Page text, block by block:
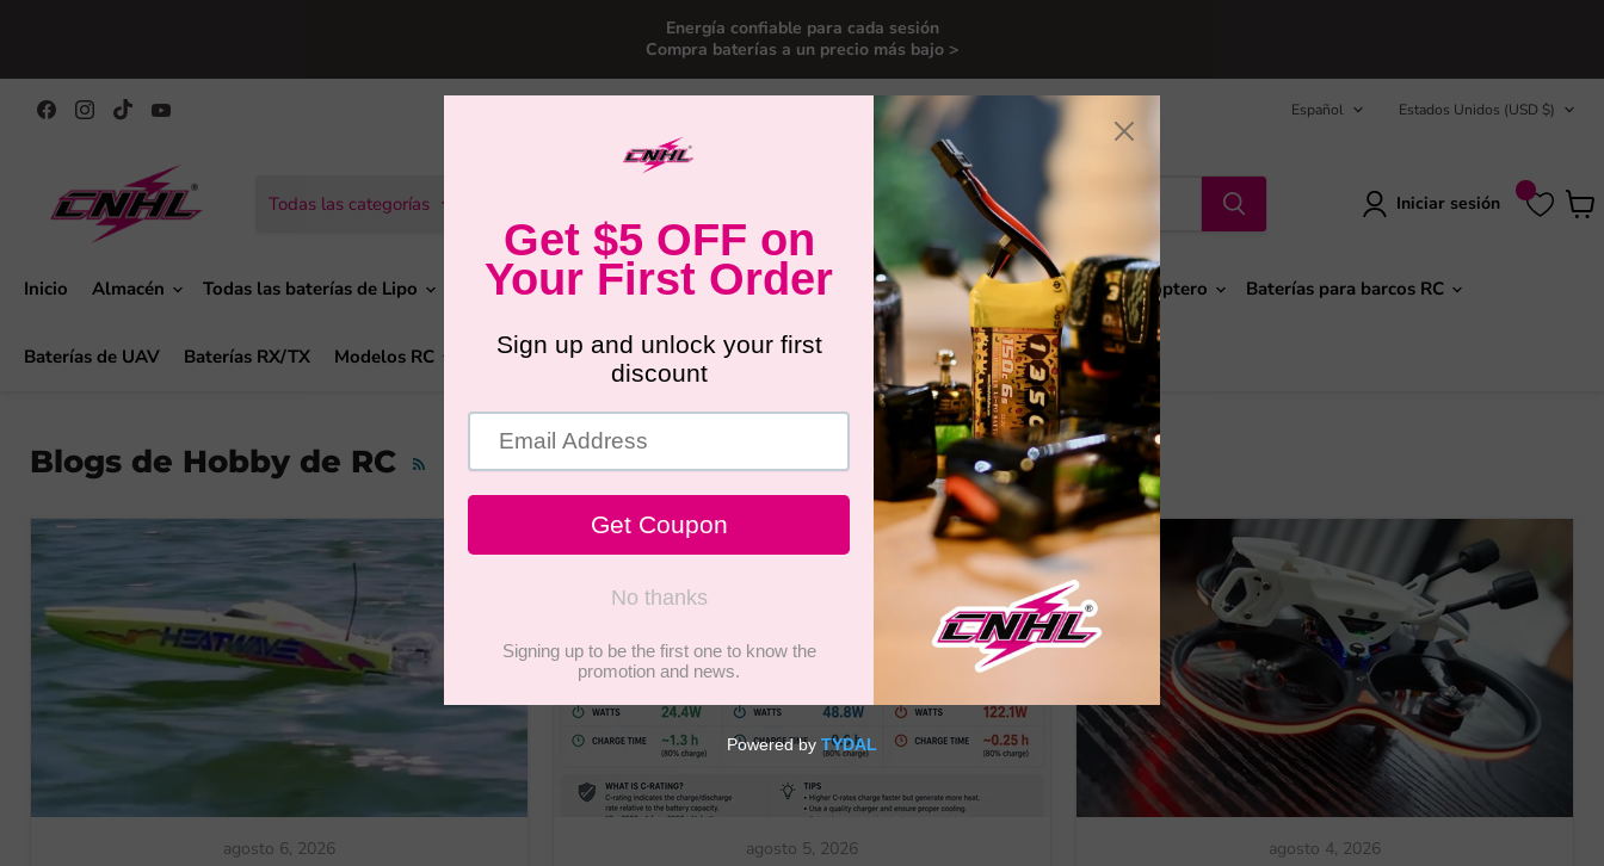
Energía confiable para cada sesión
Compra baterías a un precio más bajo >
Encuéntranos
en
Encuéntranos
en
Encuéntranos
en
Idioma
Español País
Estados Unidos (USD $)
Todas las categorías Iniciar sesión
Inicio
Almacén Todas las baterías de Lipo Baterías para drones FPV Baterías para coches RC Baterías de Avión y Helicóptero Baterías para barcos RC
Baterías de UAV Baterías RX/TX Modelos RC Accesorios Nuevos Productos Oferta
Blogs de Hobby de RC RSS
agosto 6, 2026 agosto 5, 2026 agosto 4, 2026